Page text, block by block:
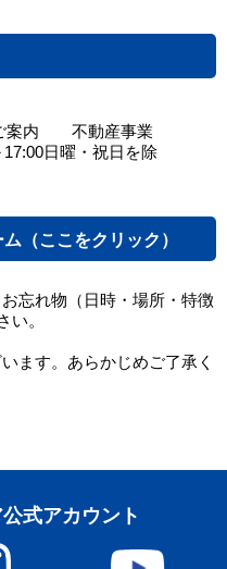
案内 不動産事業
日曜・祝日を除
（ここをクリック）
忘れ物（日時・場所・特徴
い。
ます。あらかじめご了承く
式アカウント